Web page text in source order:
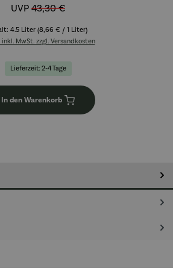
UVP 43,30 €
4.5 Liter (8,66 € / 1 Liter)
inkl. MwSt. zzgl. Versandkosten
Lieferzeit: 2-4 Tage
In den Warenkorb